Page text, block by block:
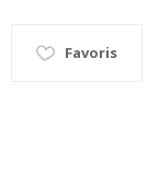
Favoris